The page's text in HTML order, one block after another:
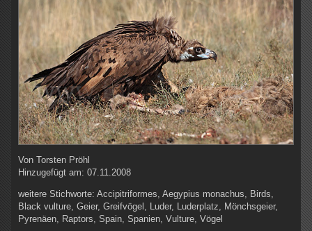
Von Torsten Pröhl
Hinzugefügt am: 07.11.2008
weitere Stichworte: Accipitriformes, Aegypius monachus, Birds,
Black vulture, Geier, Greifvögel, Luder, Luderplatz, Mönchsgeier,
Pyrenäen, Raptors, Spain, Spanien, Vulture, Vögel